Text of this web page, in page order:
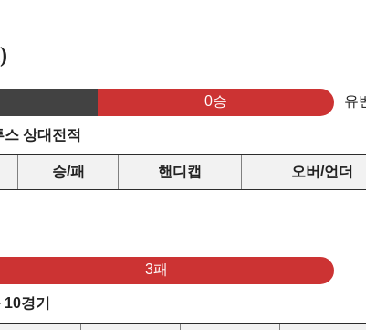
0승 유
상대전적
승/패 핸디캡 오버/언더
3패
경기